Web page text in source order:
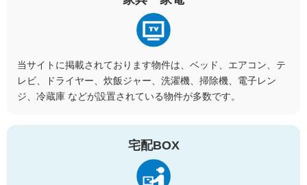
当サイトに掲載されております物件は、ベッド、エアコン、テ
レビ、ドライヤー、炊飯ジャー、洗濯機、掃除機、電子レン
ジ、冷蔵庫 などが設置されている物件が多数です。
宅配BOX